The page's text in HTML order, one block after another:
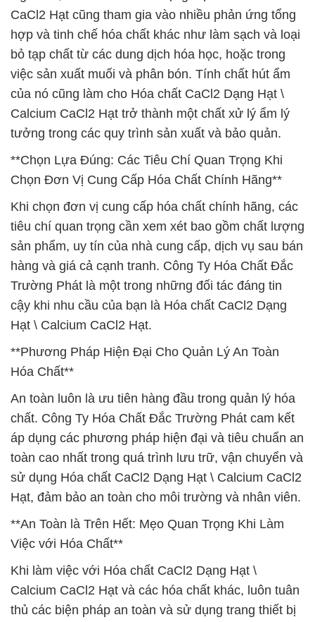
CaCl2 Hạt cũng tham gia vào nhiều phản ứng tổng
hợp và tinh chế hóa chất khác như làm sạch và loại
bỏ tạp chất từ các dung dịch hóa học, hoặc trong
việc sản xuất muối và phân bón. Tính chất hút ẩm
của nó cũng làm cho Hóa chất CaCl2 Dạng Hạt \
Calcium CaCl2 Hạt trở thành một chất xử lý ẩm lý
tưởng trong các quy trình sản xuất và bảo quản.
**Chọn Lựa Đúng: Các Tiêu Chí Quan Trọng Khi
Chọn Đơn Vị Cung Cấp Hóa Chất Chính Hãng**
Khi chọn đơn vị cung cấp hóa chất chính hãng, các
tiêu chí quan trọng cần xem xét bao gồm chất lượng
sản phẩm, uy tín của nhà cung cấp, dịch vụ sau bán
hàng và giá cả cạnh tranh. Công Ty Hóa Chất Đắc
Trường Phát là một trong những đối tác đáng tin
cậy khi nhu cầu của bạn là Hóa chất CaCl2 Dạng
Hạt \ Calcium CaCl2 Hạt.
**Phương Pháp Hiện Đại Cho Quản Lý An Toàn
Hóa Chất**
An toàn luôn là ưu tiên hàng đầu trong quản lý hóa
chất. Công Ty Hóa Chất Đắc Trường Phát cam kết
áp dụng các phương pháp hiện đại và tiêu chuẩn an
toàn cao nhất trong quá trình lưu trữ, vận chuyển và
sử dụng Hóa chất CaCl2 Dạng Hạt \ Calcium CaCl2
Hạt, đảm bảo an toàn cho môi trường và nhân viên.
**An Toàn là Trên Hết: Mẹo Quan Trọng Khi Làm
Việc với Hóa Chất**
Khi làm việc với Hóa chất CaCl2 Dạng Hạt \
Calcium CaCl2 Hạt và các hóa chất khác, luôn tuân
thủ các biện pháp an toàn và sử dụng trang thiết bị